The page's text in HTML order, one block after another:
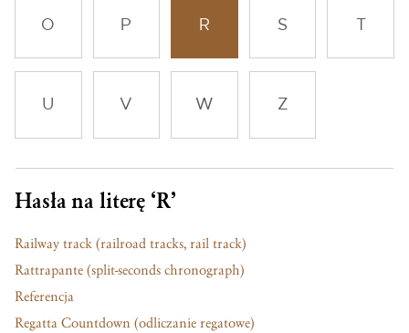
O P R S
U V W Z
Hasła na literę ‘R’
Railway track (railroad tracks, rail track)
Rattrapante (split-seconds chronograph)
Referencja
Regatta Countdown (odliczanie regatowe)